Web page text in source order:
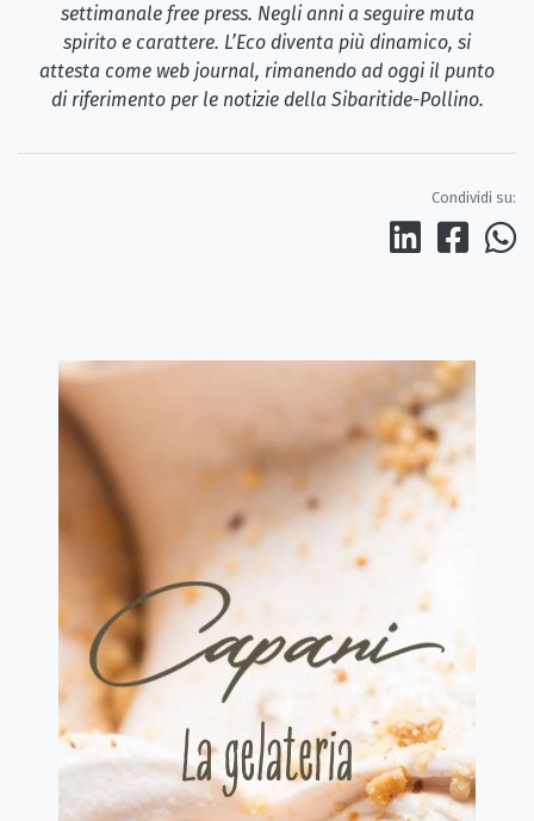
settimanale free press. Negli anni a seguire muta
spirito e carattere. L’Eco diventa più dinamico, si
attesta come web journal, rimanendo ad oggi il punto
di riferimento per le notizie della Sibaritide-Pollino.
Condividi su: